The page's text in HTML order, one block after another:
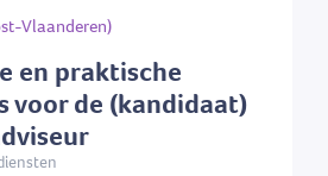
en praktische
voor de (kandidaat)
Vlaanderen)